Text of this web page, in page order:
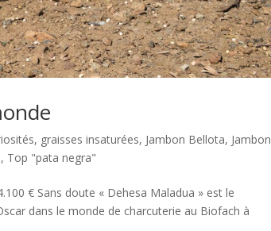
, graisses insaturées, Jambon Bellota, Jambon
, Top "pata negra"
€ Sans doute « Dehesa Maladua » est le
dans le monde de charcuterie au Biofach à